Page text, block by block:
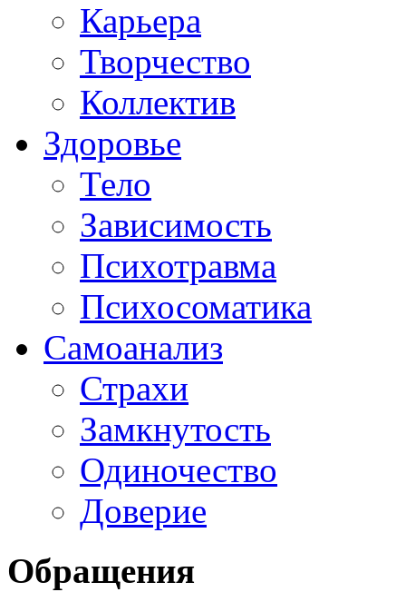
Карьера
Творчество
Коллектив
Здоровье
Тело
Зависимость
Психотравма
Психосоматика
Самоанализ
Страхи
Замкнутость
Одиночество
Доверие
Обращения